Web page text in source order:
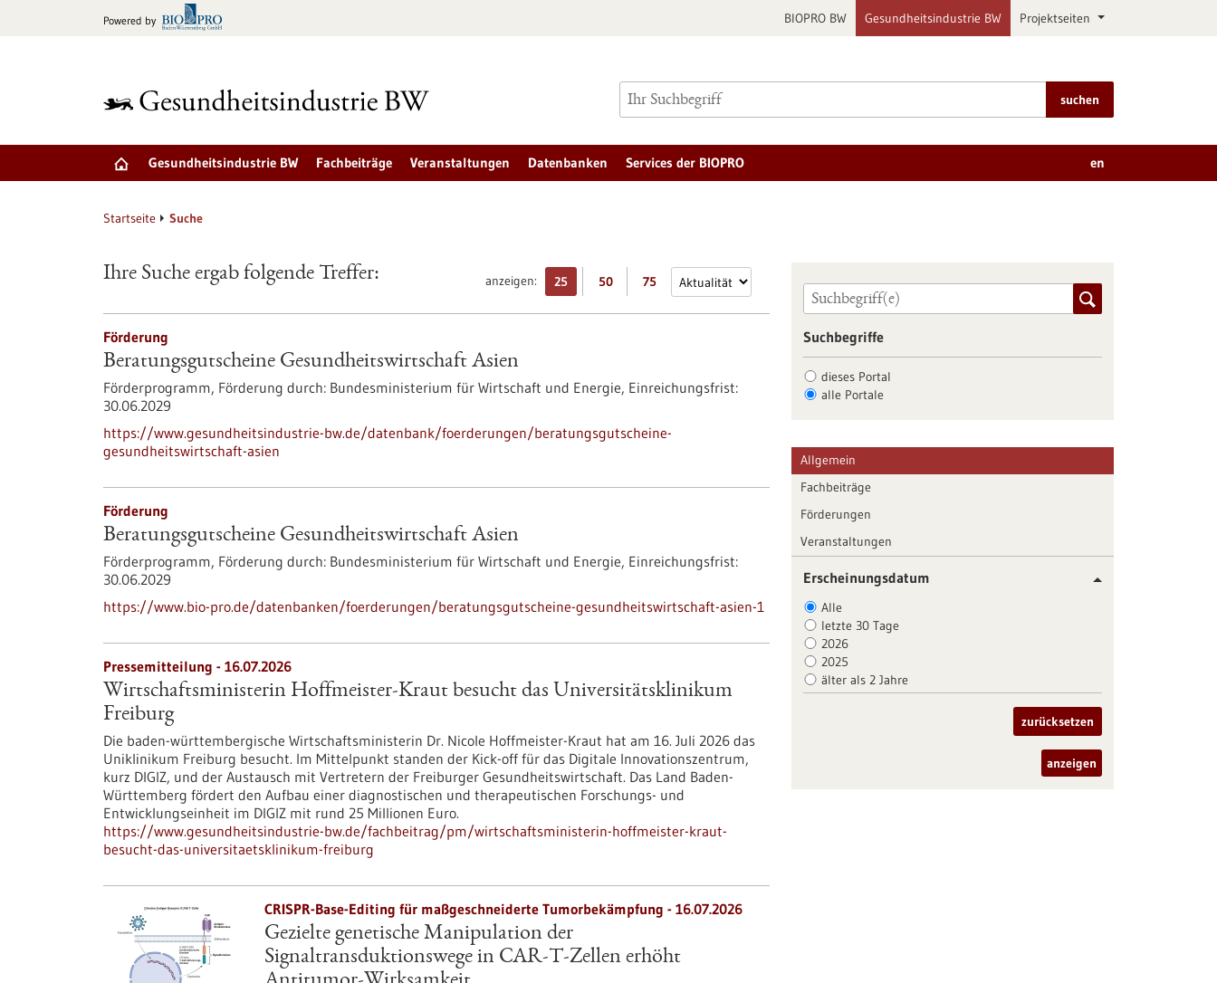
Powered by BIOPRO BW Gesundheitsindustrie BW Projektseiten
suchen
Gesundheitsindustrie BW Fachbeiträge Veranstaltungen Datenbanken Services der BIOPRO en
Startseite Suche
anzeigen: 25 50 75
Ihre Suche ergab folgende Treffer:
Förderung
Beratungsgutscheine Gesundheitswirtschaft Asien
Förderprogramm, Förderung durch: Bundesministerium für Wirtschaft und Energie, Einreichungsfrist:
30.06.2029
https://www.gesundheitsindustrie-bw.de/datenbank/foerderungen/beratungsgutscheine-
gesundheitswirtschaft-asien
Förderung
Beratungsgutscheine Gesundheitswirtschaft Asien
Förderprogramm, Förderung durch: Bundesministerium für Wirtschaft und Energie, Einreichungsfrist:
30.06.2029
https://www.bio-pro.de/datenbanken/foerderungen/beratungsgutscheine-gesundheitswirtschaft-asien-1
Pressemitteilung - 16.07.2026
Wirtschaftsministerin Hoffmeister-Kraut besucht das Universitätsklinikum
Freiburg
Die baden-württembergische Wirtschaftsministerin Dr. Nicole Hoffmeister-Kraut hat am 16. Juli 2026 das
Uniklinikum Freiburg besucht. Im Mittelpunkt standen der Kick-off für das Digitale Innovationszentrum,
kurz DIGIZ, und der Austausch mit Vertretern der Freiburger Gesundheitswirtschaft. Das Land Baden-
Württemberg fördert den Aufbau einer diagnostischen und therapeutischen Forschungs- und
Entwicklungseinheit im DIGIZ mit rund 25 Millionen Euro.
https://www.gesundheitsindustrie-bw.de/fachbeitrag/pm/wirtschaftsministerin-hoffmeister-kraut-
besucht-das-universitaetsklinikum-freiburg
CRISPR-Base-Editing für maßgeschneiderte Tumorbekämpfung - 16.07.2026
Gezielte genetische Manipulation der
Signaltransduktionswege in CAR-T-Zellen erhöht
Suchbegriffe
dieses Portal
alle Portale
Allgemein
Fachbeiträge
Förderungen
Veranstaltungen
Erscheinungsdatum
Alle
letzte 30 Tage
2026
2025
älter als 2 Jahre
zurücksetzen
anzeigen